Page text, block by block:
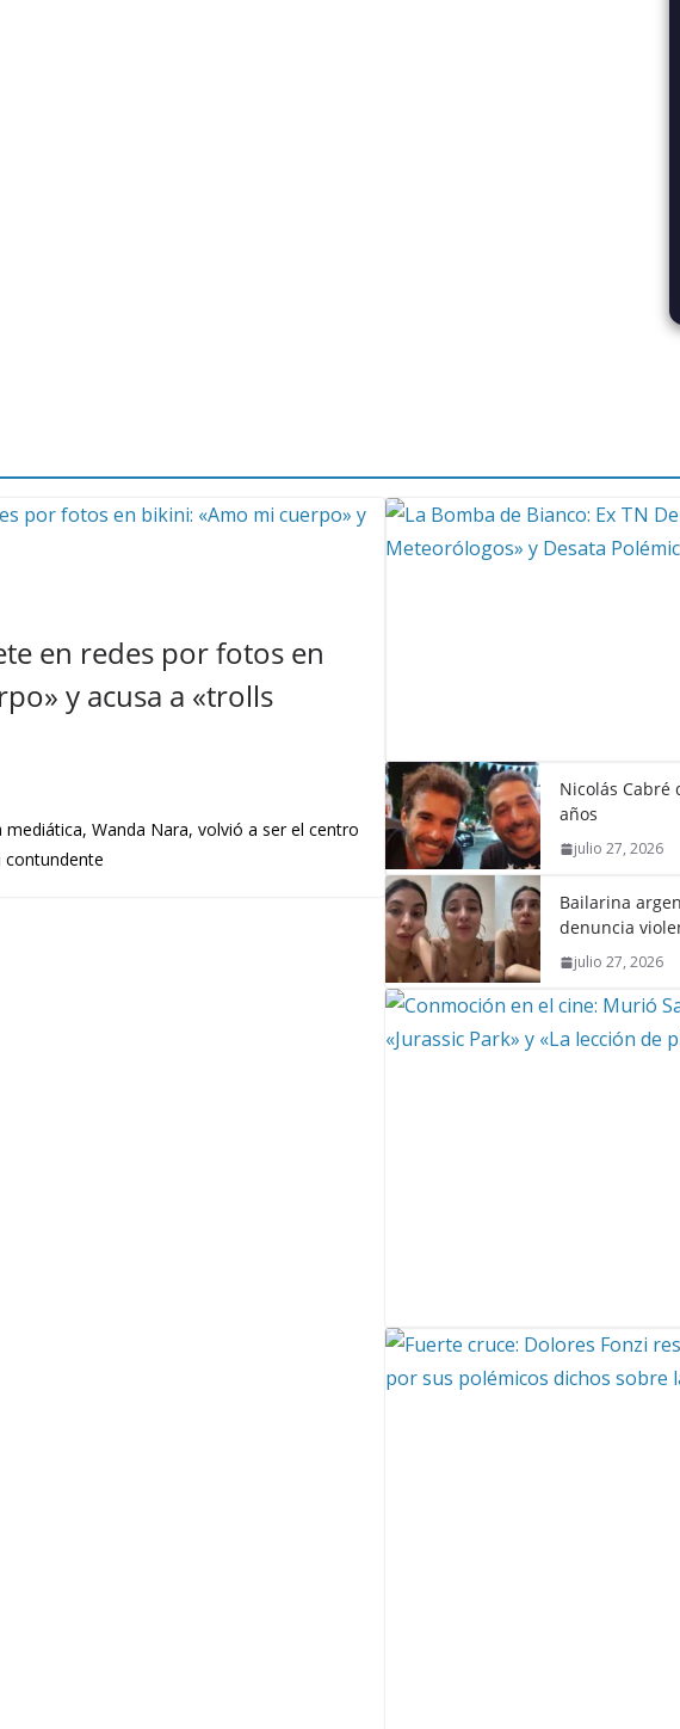
en redes por fotos en
y acusa a «trolls
Wanda Nara, volvió a ser el centro
contundente
Nicolás Cabré
años
julio 27, 2026
Bailarina
denuncia
julio 27, 2026